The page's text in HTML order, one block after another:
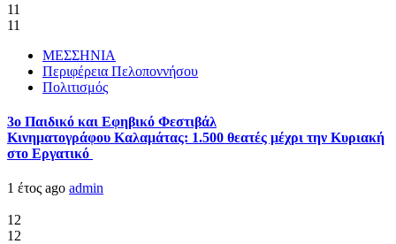
11
11
ΜΕΣΣΗΝΙΑ
Περιφέρεια Πελοποννήσου
Πολιτισμός
3ο Παιδικό και Εφηβικό Φεστιβάλ
Κινηματογράφου Καλαμάτας: 1.500 θεατές μέχρι την Κυριακή
στο Εργατικό
1 έτος ago admin
12
12